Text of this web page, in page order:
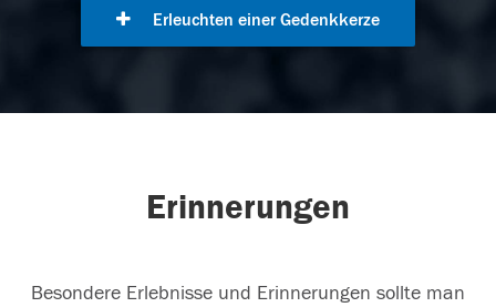
Erleuchten einer Gedenkkerze
Erinnerungen
Besondere Erlebnisse und Erinnerungen sollte man